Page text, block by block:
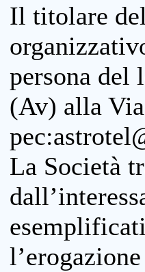
Il titolare
persona del
(Av) alla
La Società